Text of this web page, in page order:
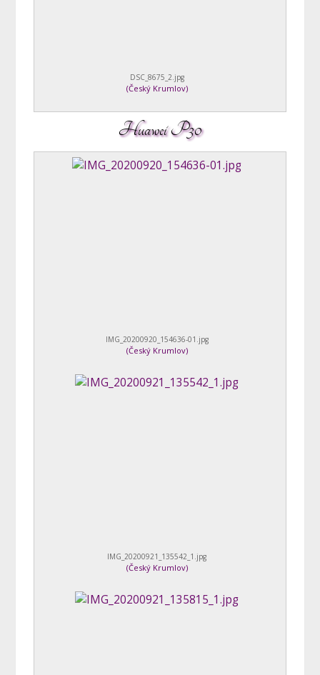
DSC_8675_2.jpg
(Český Krumlov)
Huawei P30
IMG_20200920_154636-01.jpg
(Český Krumlov)
IMG_20200921_135542_1.jpg
(Český Krumlov)